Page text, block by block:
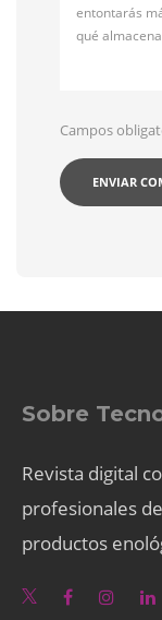
entontarás
qué
Campos
Sobre
Revista digital
profesionales
productos